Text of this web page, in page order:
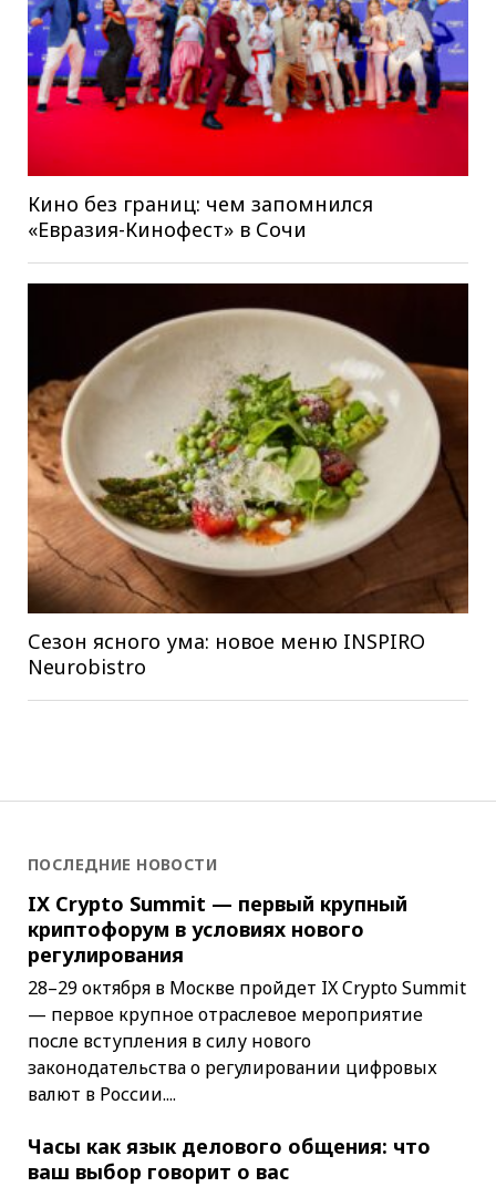
ПОСЛЕДНИЕ НОВОСТИ
IX Crypto Summit — первый крупный
криптофорум в условиях нового
регулирования
28–29 октября в Москве пройдет IX Crypto Summit
— первое крупное отраслевое мероприятие
после вступления в силу нового
законодательства о регулировании цифровых
валют в России....
Часы как язык делового общения: что
ваш выбор говорит о вас
Кино без границ: чем запомнился
«Евразия-Кинофест» в Сочи
Сезон ясного ума: новое меню INSPIRO
Neurobistro